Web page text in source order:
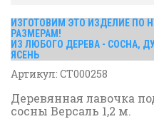
ИЗГОТОВИМ ЭТО ИЗДЕЛИЕ ПО
РАЗМЕРАМ!
ИЗ ЛЮБОГО ДЕРЕВА - СОСНА,
ЯСЕНЬ
Артикул: СТ000258
Деревянная лавочка
сосны Версаль 1,2 м.